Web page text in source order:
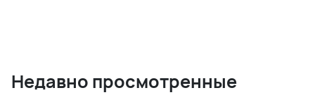
Недавно просмотренные